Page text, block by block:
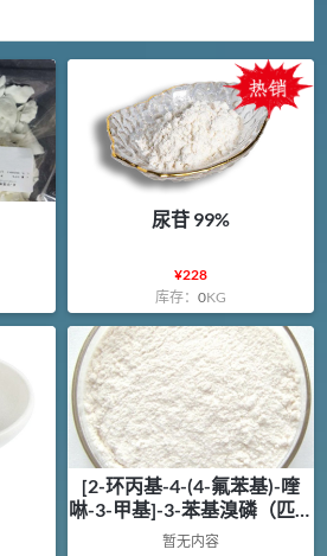
尿苷 99%
¥228
库存：0KG
[2-环丙基-4-(4-氟苯基)-喹
啉-3-甲基]-3-苯基溴磷（匹伐
他汀中间体） 98%
暂无内容